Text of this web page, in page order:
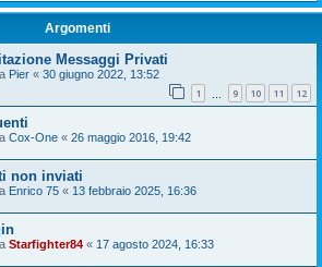
Argomenti
Messaggi Privati
Pier « 30 giugno 2022, 13:52
1 9 10 11 12
Cox-One « 26 maggio 2016, 19:42
non inviati
Enrico 75 « 13 febbraio 2025, 16:36
Starfighter84 « 17 agosto 2024, 16:33